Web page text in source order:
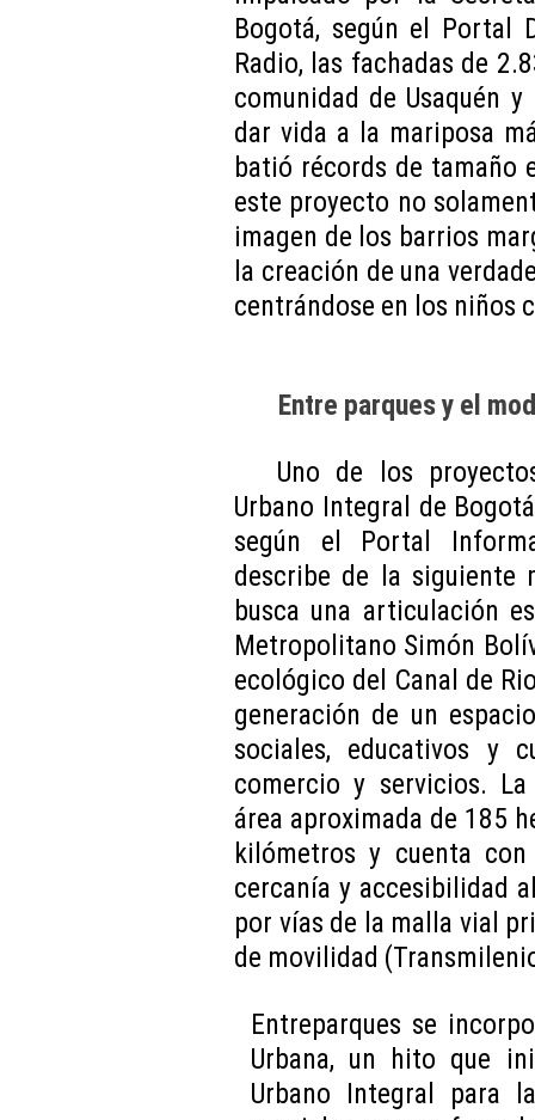
Bogotá, según el Portal
Radio, las fachadas de
comunidad de Usaquén
dar vida a la mariposa
batió récords de tamaño
este proyecto no
imagen de los barrios
la creación de una
centrándose en los niños
Entre parques y el
Uno de los
Urbano Integral de
según el Portal
describe de la siguiente
busca una articulación
Metropolitano Simón
ecológico del Canal de
generación de un
sociales, educativos y
comercio y servicios.
área aproximada de 185
kilómetros y cuenta
cercanía y accesibilidad
por vías de la malla vial
de movilidad
Entreparques se
Urbana, un hito que
Urbano Integral para